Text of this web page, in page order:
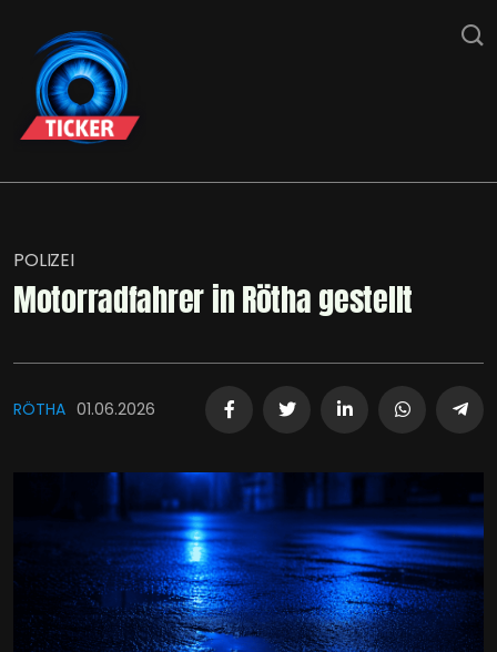
POLIZEI
Motorradfahrer in Rötha gestellt
RÖTHA 01.06.2026